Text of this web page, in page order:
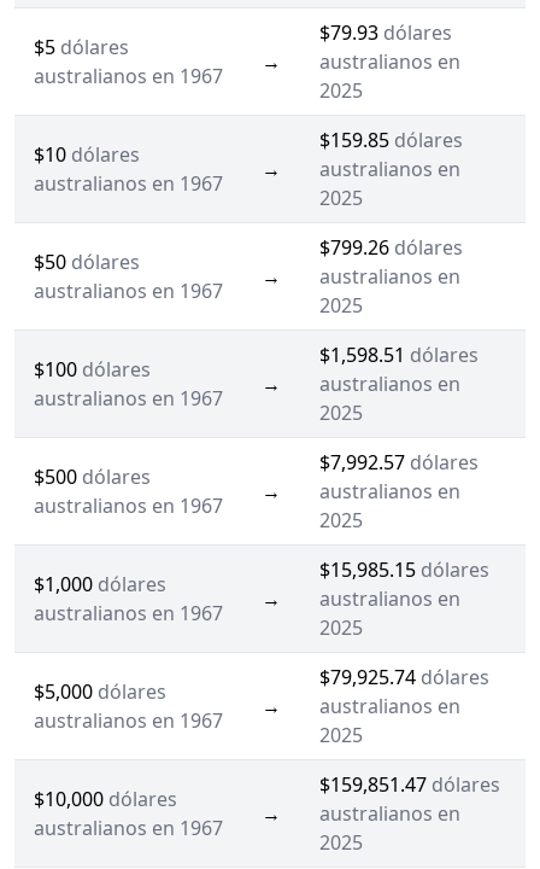
$5 dólares
australianos en 1967
→
$79.93 dólares
australianos en
2025
$10 dólares
australianos en 1967
→
$159.85 dólares
australianos en
2025
$50 dólares
australianos en 1967
→
$799.26 dólares
australianos en
2025
$100 dólares
australianos en 1967
→
$1,598.51 dólares
australianos en
2025
$500 dólares
australianos en 1967
→
$7,992.57 dólares
australianos en
2025
$1,000 dólares
australianos en 1967
→
$15,985.15 dólares
australianos en
2025
$5,000 dólares
australianos en 1967
→
$79,925.74 dólares
australianos en
2025
$10,000 dólares
australianos en 1967
→
$159,851.47 dólares
australianos en
2025